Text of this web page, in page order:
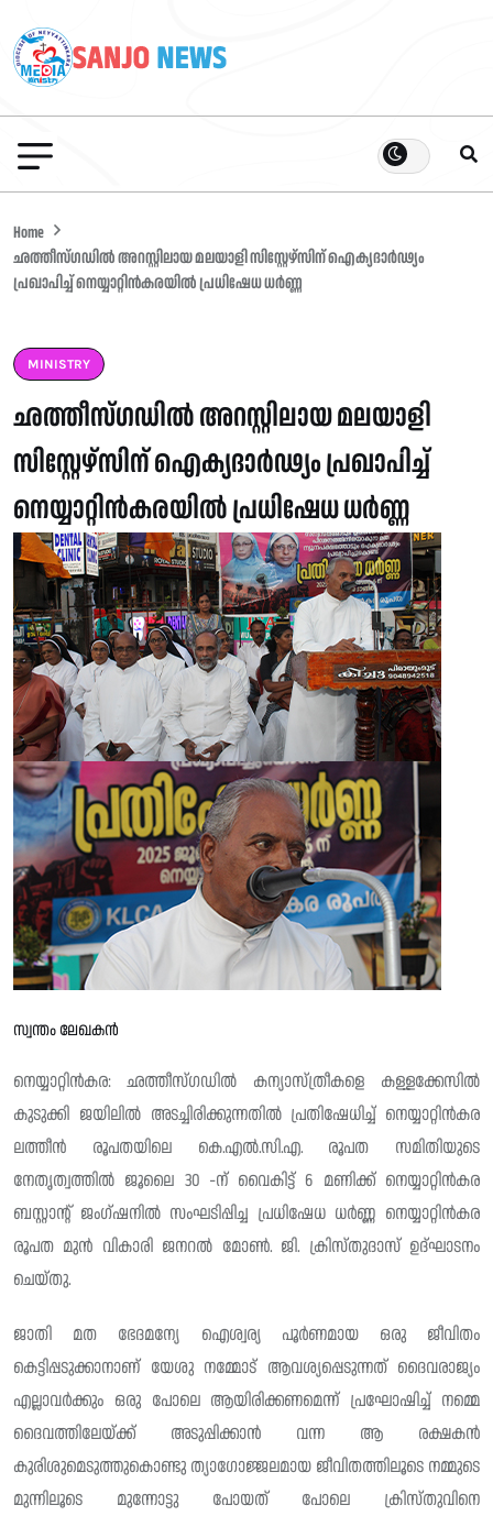
Home
ഛത്തീസ്ഗഡിൽ അറസ്റ്റിലായ മലയാളി സിസ്റ്റേഴ്‍സിന് ഐക്യദാർഢ്യം
പ്രഖാപിച്ച് നെയ്യാറ്റിൻകരയിൽ പ്രധിഷേധ ധർണ്ണ ‌
MINISTRY
ഛത്തീസ്ഗഡിൽ അറസ്റ്റിലായ മലയാളി
സിസ്റ്റേഴ്‍സിന് ഐക്യദാർഢ്യം പ്രഖാപിച്ച്
നെയ്യാറ്റിൻകരയിൽ പ്രധിഷേധ ധർണ്ണ ‌
സ്വന്തം ലേഖകൻ
നെയ്യാറ്റിൻകര: ഛത്തീസ്ഗഡിൽ കന്യാസ്ത്രീകളെ കള്ളക്കേസിൽ
കുടുക്കി ജയിലിൽ അടച്ചിരിക്കുന്നതിൽ പ്രതിഷേധിച്ച്‌ നെയ്യാറ്റിൻകര
ലത്തീൻ രൂപതയിലെ കെ.എൽ.സി.എ. രൂപത സമിതിയുടെ
നേതൃത്വത്തിൽ ജൂലൈ 30 -ന് വൈകിട്ട് 6 മണിക്ക്‌ നെയ്യാറ്റിൻകര
ബസ്റ്റാന്റ് ജംഗ്ഷനിൽ സംഘടിപ്പിച്ച പ്രധിഷേധ ധർണ്ണ നെയ്യാറ്റിൻകര
രൂപത മുൻ വികാരി ജനറൽ മോൺ. ജി. ക്രിസ്തുദാസ് ഉദ്‌ഘാടനം
ചെയ്തു.
ജാതി മത ഭേദമന്യേ ഐശ്വര്യ പൂർണമായ ഒരു ജീവിതം
കെട്ടിപ്പടുക്കാനാണ് യേശു നമ്മോട് ആവശ്യപ്പെടുന്നത് ദൈവരാജ്യം
എല്ലാവർക്കും ഒരു പോലെ ആയിരിക്കണമെന്ന് പ്രഘോഷിച്ച് നമ്മെ
ദൈവത്തിലേയ്ക്ക് അടുപ്പിക്കാൻ വന്ന ആ രക്ഷകൻ
കുരിശുമെടുത്തുകൊണ്ടു ത്യാഗോജ്ജലമായ ജീവിതത്തിലൂടെ നമ്മുടെ
മുന്നിലൂടെ മുന്നോട്ടു പോയത്‌ പോലെ ക്രിസ്തുവിനെ